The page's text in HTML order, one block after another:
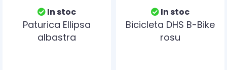
In stoc
Paturica Ellipsa
albastra
In stoc
Bicicleta DHS B-Bike
rosu